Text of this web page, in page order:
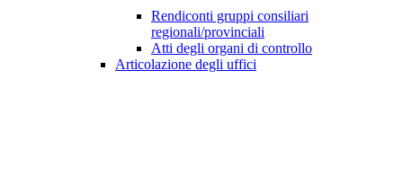
Rendiconti gruppi consiliari
regionali/provinciali
Atti degli organi di controllo
Articolazione degli uffici